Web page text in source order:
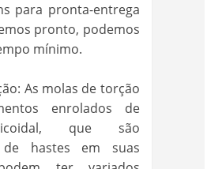
para pronta-entrega
pronto, podemos
mínimo.
As molas de torção
enrolados de
que são
de hastes em suas